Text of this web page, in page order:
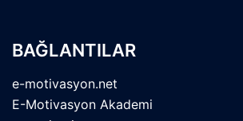
BAĞLANTILAR
e-motivasyon.net
E-Motivasyon Akademi